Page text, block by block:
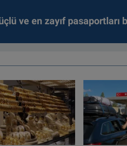
ve en zayıf pasaportları